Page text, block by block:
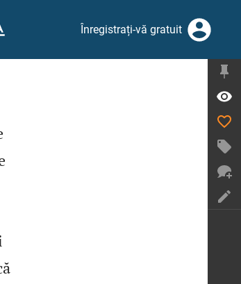
sau un cuvântÎnregistrați-vă gratuit